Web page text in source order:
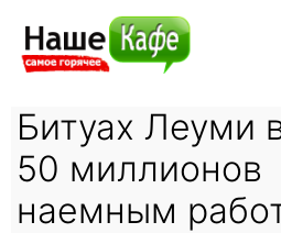
Битуах Леуми
50 миллионов
наемным